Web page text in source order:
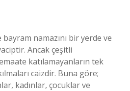
namazını bir yerde ve
Ancak çeşitli
katılamayanların tek
caizdir. Buna göre;
kadınlar, çocuklar ve